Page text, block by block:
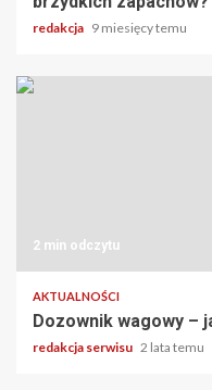
redakcja 9 miesięcy temu
2 min odczytu
AKTUALNOŚCI
Dozownik wagowy –
redakcja serwisu 2 lata temu